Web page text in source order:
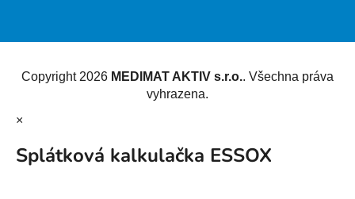
Copyright 2026 MEDIMAT AKTIV s.r.o.. Všechna práva
vyhrazena.
×
Splátková kalkulačka ESSOX